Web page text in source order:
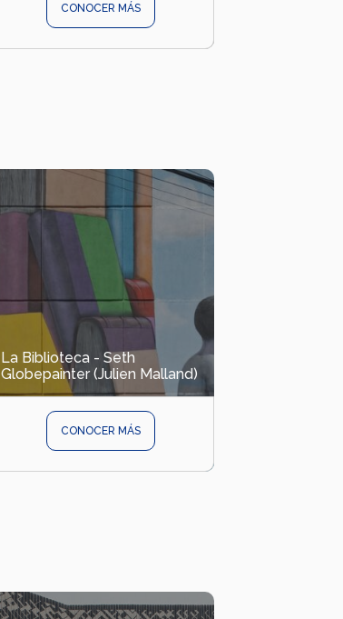
CONOCER MÁS
La Biblioteca - Seth
Globepainter (Julien Malland)
CONOCER MÁS